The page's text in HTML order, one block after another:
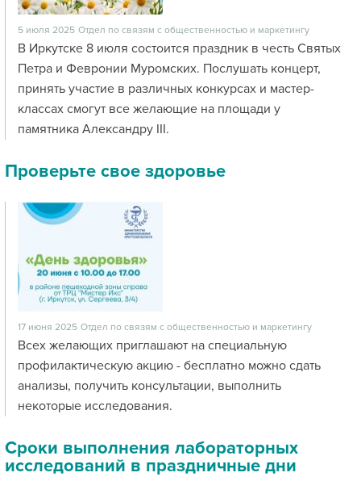
5 июля 2025 Отдел по связям с общественностью и маркетингу
В Иркутске 8 июля состоится праздник в честь Святых
Петра и Февронии Муромских. Послушать концерт,
принять участие в различных конкурсах и мастер-
классах смогут все желающие на площади у
памятника Александру III.
Проверьте свое здоровье
17 июня 2025 Отдел по связям с общественностью и маркетингу
Всех желающих приглашают на специальную
профилактическую акцию - бесплатно можно сдать
анализы, получить консультации, выполнить
некоторые исследования.
Сроки выполнения лабораторных
исследований в праздничные дни